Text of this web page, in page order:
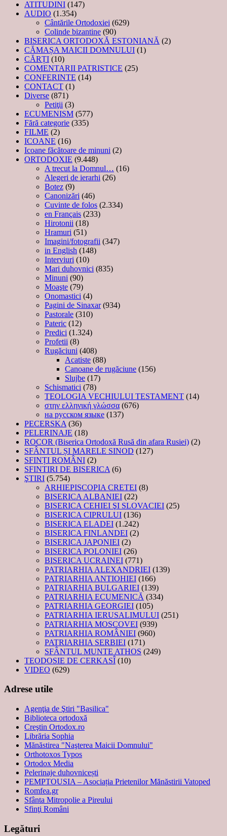
ATITUDINI (147)
AUDIO (1.354)
Cântările Ortodoxiei (629)
Colinde bizantine (90)
BISERICA ORTODOXĂ ESTONIANĂ (2)
CĂMAȘA MAICII DOMNULUI (1)
CĂRȚI (10)
COMENTARII PATRISTICE (25)
CONFERINTE (14)
CONTACT (1)
Diverse (871)
Petiţii (3)
ECUMENISM (577)
Fără categorie (335)
FILME (2)
ICOANE (16)
Icoane făcătoare de minuni (2)
ORTODOXIE (9.448)
A trecut la Domnul… (16)
Alegeri de ierarhi (26)
Botez (9)
Canonizări (46)
Cuvinte de folos (2.334)
en Français (233)
Hirotonii (18)
Hramuri (51)
Imagini/fotografii (347)
in English (148)
Interviuri (10)
Mari duhovnici (835)
Minuni (90)
Moaşte (79)
Onomastici (4)
Pagini de Sinaxar(934)
Pastorale (310)
Pateric (12)
Predici (1.324)
Profetii (8)
Rugăciuni (408)
Acatiste (88)
Canoane de rugăciune (156)
Slujbe (17)
Schismatici (78)
TEOLOGIA VECHIULUI TESTAMENT (14)
στην ελληνική γλώσσα (676)
на русском языке (137)
PECERSKA (36)
PELERINAJE (18)
ROCOR (Biserica Ortodoxă Rusă din afara Rusiei) (2)
SFÂNTUL ȘI MARELE SINOD (127)
SFINȚI ROMÂNI (2)
SFINTIRI DE BISERICA (6)
ŞTIRI (5.754)
ARHIEPISCOPIA CRETEI (8)
BISERICA ALBANIEI (22)
BISERICA CEHIEI ŞI SLOVACIEI (25)
BISERICA CIPRULUI (136)
BISERICA ELADEI (1.242)
BISERICA FINLANDEI (2)
BISERICA JAPONIEI (2)
BISERICA POLONIEI (26)
BISERICA UCRAINEI (771)
PATRIARHIA ALEXANDRIEI (139)
PATRIARHIA ANTIOHIEI (166)
PATRIARHIA BULGARIEI (139)
PATRIARHIA ECUMENICĂ (334)
PATRIARHIA GEORGIEI (105)
PATRIARHIA IERUSALIMULUI (251)
PATRIARHIA MOSCOVEI (939)
PATRIARHIA ROMÂNIEI (960)
PATRIARHIA SERBIEI (171)
SFÂNTUL MUNTE ATHOS (249)
TEODOSIE DE CERKASÎ (10)
VIDEO (629)
Adrese utile
Agenţia de Ştiri "Basilica"
Biblioteca ortodoxă
Creştin Ortodox.ro
Librăria Sophia
Mănăstirea "Naşterea Maicii Domnului"
Orthotoxos Typos
Ortodox Media
Pelerinaje duhovnicești
PEMPTOUSIA – Asociația Prietenilor Mănăstirii Vatoped
Romfea.gr
Sfânta Mitropolie a Pireului
Sfinţi Români
Legături